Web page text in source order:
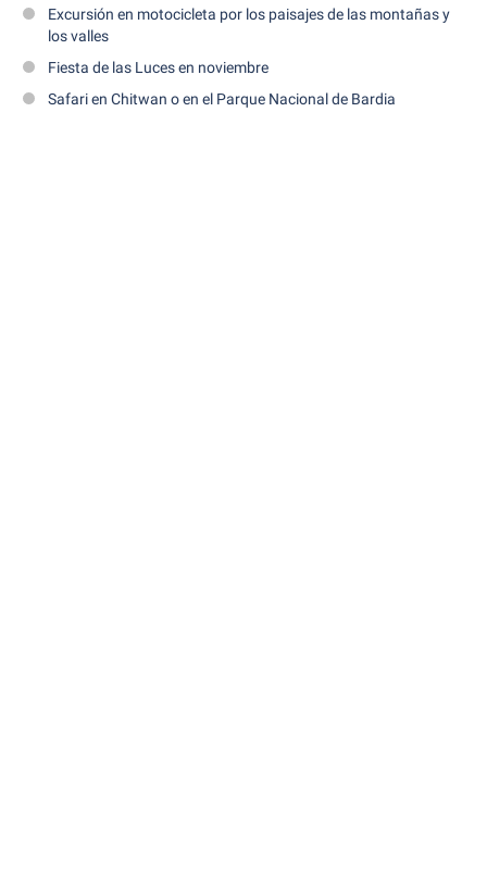
Excursión en motocicleta por los paisajes de las montañas y
los valles
Fiesta de las Luces en noviembre
Safari en Chitwan o en el Parque Nacional de Bardia